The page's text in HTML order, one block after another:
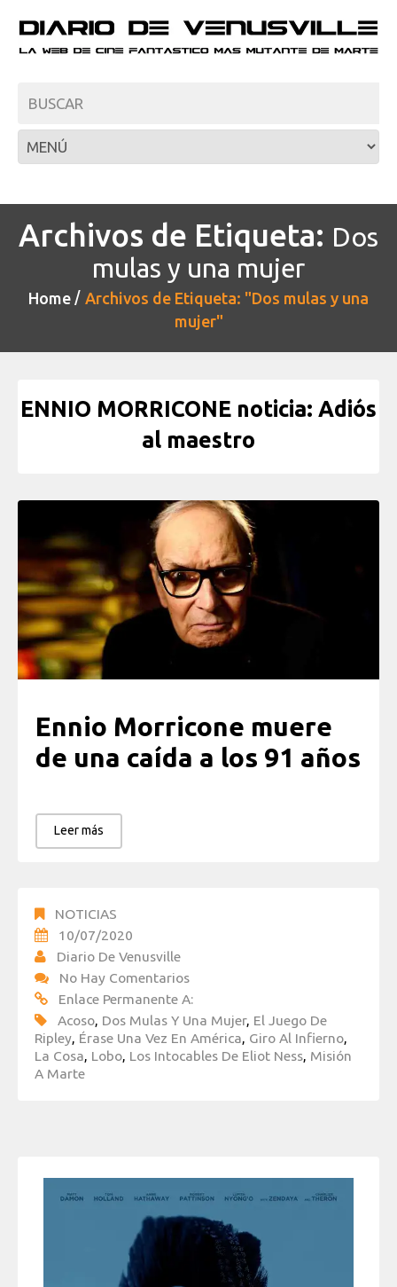
Archivos de Etiqueta: Dos
mulas y una mujer
Home
Archivos de Etiqueta: "Dos mulas y una
mujer"
ENNIO MORRICONE noticia: Adiós
al maestro
Ennio Morricone muere
de una caída a los 91 años
Leer más
NOTICIAS
10/07/2020
Diario De Venusville
No Hay Comentarios
Enlace Permanente A:
Acoso, Dos Mulas Y Una Mujer, El Juego De
Ripley, Érase Una Vez En América, Giro Al Infierno,
La Cosa, Lobo, Los Intocables De Eliot Ness, Misión
A Marte